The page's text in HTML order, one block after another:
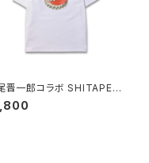
晋一郎コラボ SHITAPER